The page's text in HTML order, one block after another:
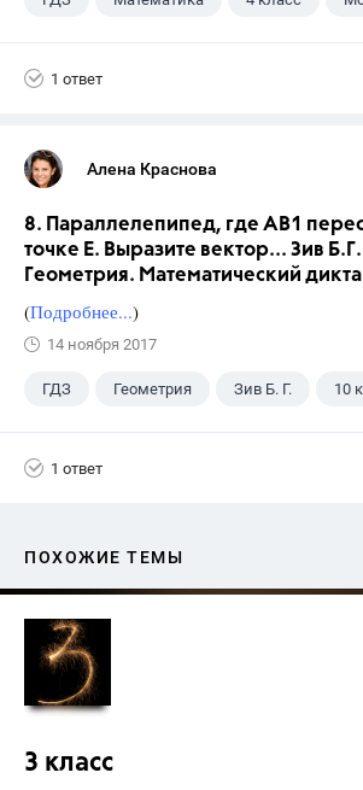
1 ответ
Алена Краснова
8. Параллелепипед, где АВ1
точке Е. Выразите вектор... Зив
Геометрия. Математический
(Подробнее...)
14 ноября 2017
ГДЗ Геометрия Зив Б. Г. 10
1 ответ
ПОХОЖИЕ ТЕМЫ
3 класс